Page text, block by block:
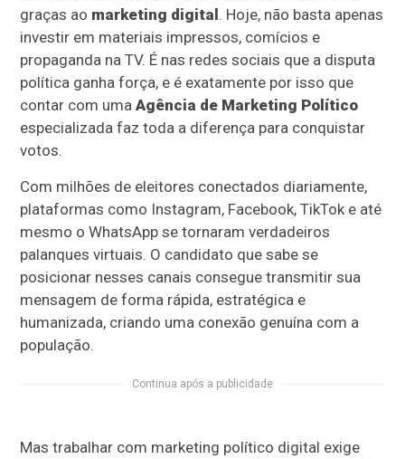
graças ao marketing digital. Hoje, não basta apenas
investir em materiais impressos, comícios e
propaganda na TV. É nas redes sociais que a disputa
política ganha força, e é exatamente por isso que
contar com umaAgência de Marketing Político
especializada faz toda a diferença para conquistar
votos.
Com milhões de eleitores conectados diariamente,
plataformas como Instagram, Facebook, TikTok e até
mesmo o WhatsApp se tornaram verdadeiros
palanques virtuais. O candidato que sabe se
posicionar nesses canais consegue transmitir sua
mensagem de forma rápida, estratégica e
humanizada, criando uma conexão genuína com a
população.
Continua após a publicidade
Mas trabalhar com marketing político digital exige